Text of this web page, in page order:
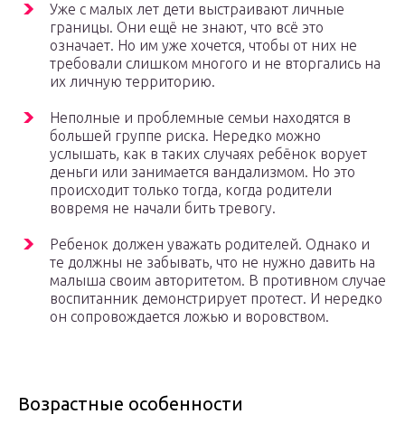
Уже с малых лет дети выстраивают личные
границы. Они ещё не знают, что всё это
означает. Но им уже хочется, чтобы от них не
требовали слишком многого и не вторгались на
их личную территорию.
Неполные и проблемные семьи находятся в
большей группе риска. Нередко можно
услышать, как в таких случаях ребёнок ворует
деньги или занимается вандализмом. Но это
происходит только тогда, когда родители
вовремя не начали бить тревогу.
Ребенок должен уважать родителей. Однако и
те должны не забывать, что не нужно давить на
малыша своим авторитетом. В противном случае
воспитанник демонстрирует протест. И нередко
он сопровождается ложью и воровством.
Возрастные особенности